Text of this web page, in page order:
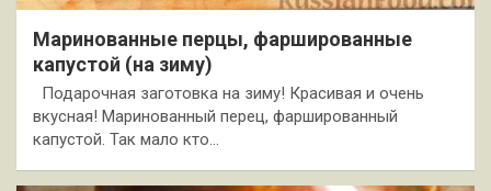
Маринованные перцы, фаршированные
капустой (на зиму)
Подарочная заготовка на зиму! Красивая и очень
вкусная! Маринованный перец, фаршированный
капустой. Так мало кто…